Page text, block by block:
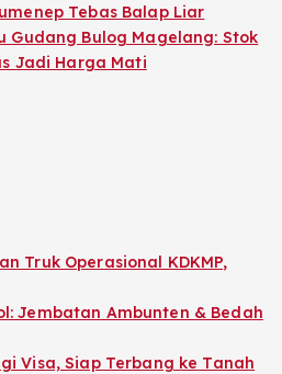
Tebas Balap Liar
Gudang Bulog Magelang: Stok
Jadi Harga Mati
Truk Operasional KDKMP,
Jembatan Ambunten & Bedah
Visa, Siap Terbang ke Tanah